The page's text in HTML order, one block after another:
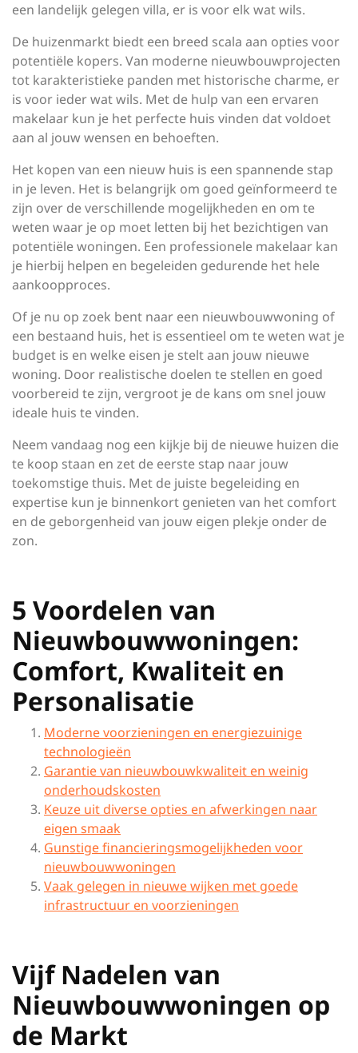
een landelijk gelegen villa, er is voor elk wat wils.
De huizenmarkt biedt een breed scala aan opties voor
potentiële kopers. Van moderne nieuwbouwprojecten
tot karakteristieke panden met historische charme, er
is voor ieder wat wils. Met de hulp van een ervaren
makelaar kun je het perfecte huis vinden dat voldoet
aan al jouw wensen en behoeften.
Het kopen van een nieuw huis is een spannende stap
in je leven. Het is belangrijk om goed geïnformeerd te
zijn over de verschillende mogelijkheden en om te
weten waar je op moet letten bij het bezichtigen van
potentiële woningen. Een professionele makelaar kan
je hierbij helpen en begeleiden gedurende het hele
aankoopproces.
Of je nu op zoek bent naar een nieuwbouwwoning of
een bestaand huis, het is essentieel om te weten wat je
budget is en welke eisen je stelt aan jouw nieuwe
woning. Door realistische doelen te stellen en goed
voorbereid te zijn, vergroot je de kans om snel jouw
ideale huis te vinden.
Neem vandaag nog een kijkje bij de nieuwe huizen die
te koop staan en zet de eerste stap naar jouw
toekomstige thuis. Met de juiste begeleiding en
expertise kun je binnenkort genieten van het comfort
en de geborgenheid van jouw eigen plekje onder de
zon.
5 Voordelen van
Nieuwbouwwoningen:
Comfort, Kwaliteit en
Personalisatie
Moderne voorzieningen en energiezuinige
technologieën
Garantie van nieuwbouwkwaliteit en weinig
onderhoudskosten
Keuze uit diverse opties en afwerkingen naar
eigen smaak
Gunstige financieringsmogelijkheden voor
nieuwbouwwoningen
Vaak gelegen in nieuwe wijken met goede
infrastructuur en voorzieningen
Vijf Nadelen van
Nieuwbouwwoningen op
de Markt